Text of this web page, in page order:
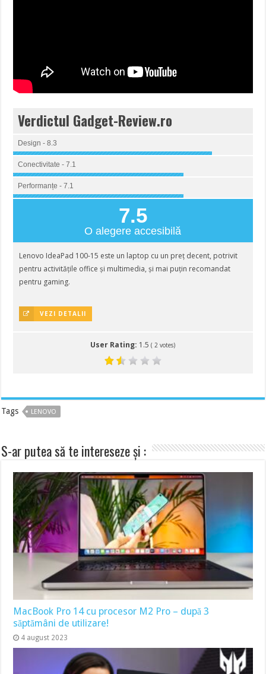
Verdictul Gadget-Review.ro
Design - 8.3
Conectivitate - 7.1
Performanțe - 7.1
7.5
O alegere accesibilă
Lenovo IdeaPad 100-15 este un laptop cu un preț decent, potrivit
pentru activitățile office și multimedia, și mai puțin recomandat
pentru gaming.
VEZI DETALII
User Rating: 1.5 (2 votes)
Tags LENOVO
S-ar putea să te intereseze și :
MacBook Pro 14 cu procesor M2 Pro – după 3
săptămâni de utilizare!
4 august 2023